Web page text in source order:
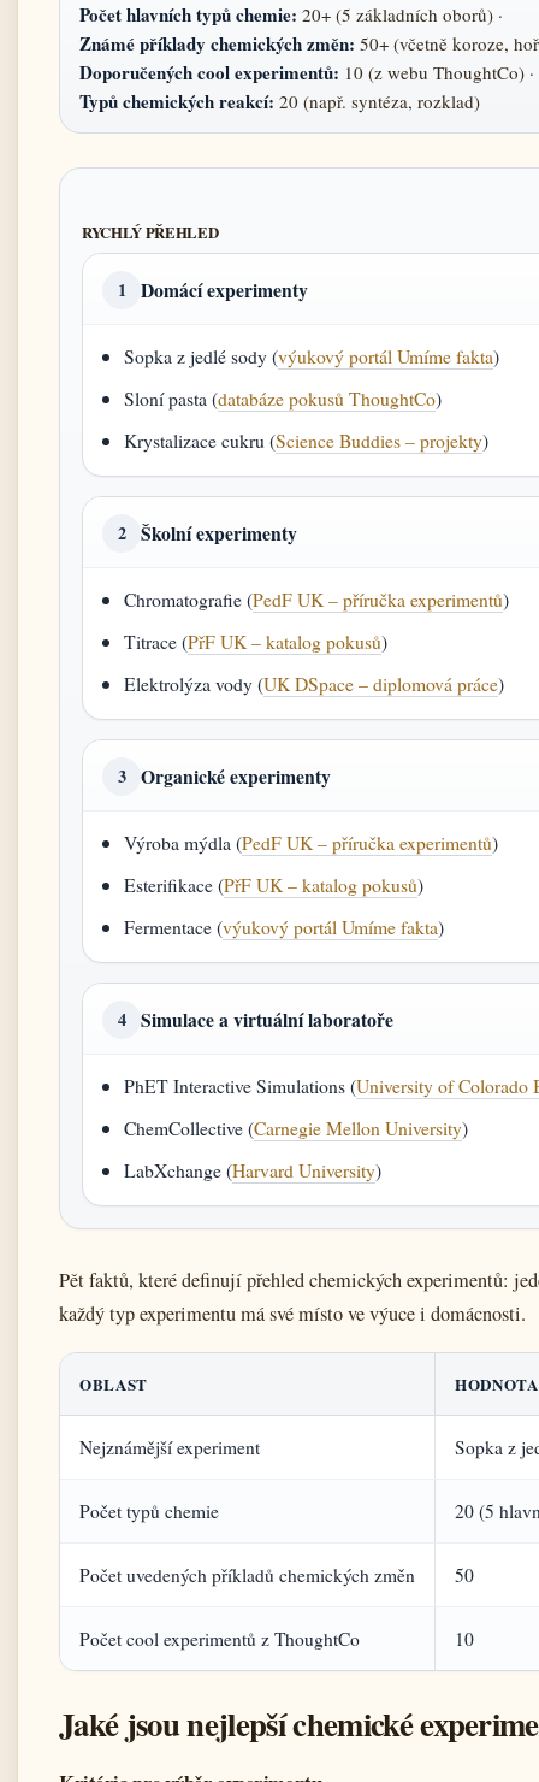
Počet hlavních typů chemie: 20+ (5 základních oborů) ·
Známé příklady chemických změn: 50+ (včetně koroze,
Doporučených cool experimentů: 10 (z webu ThoughtCo) ·
Typů chemických reakcí: 20 (např. syntéza, rozklad)
RYCHLÝ PŘEHLED
1 Domácí experimenty
Sopka z jedlé sody (výukový portál Umíme fakta)
Sloní pasta (databáze pokusů ThoughtCo)
Krystalizace cukru (Science Buddies – projekty)
2 Školní experimenty
Chromatografie (PedF UK – příručka experimentů)
Titrace (PřF UK – katalog pokusů)
Elektrolýza vody (UK DSpace – diplomová práce)
3 Organické experimenty
Výroba mýdla (PedF UK – příručka experimentů)
Esterifikace (PřF UK – katalog pokusů)
Fermentace (výukový portál Umíme fakta)
4 Simulace a virtuální laboratoře
PhET Interactive Simulations (University of Colorado
ChemCollective (Carnegie Mellon University)
LabXchange (Harvard University)
Pět faktů, které definují přehled chemických experimentů:
každý typ experimentu má své místo ve výuce i domácnosti.
OBLAST HODNOTA
Nejznámější experiment Sopka z
Počet typů chemie 20 (5
Počet uvedených příkladů chemických změn 50
Počet cool experimentů z ThoughtCo 10
Jaké jsou nejlepší chemické